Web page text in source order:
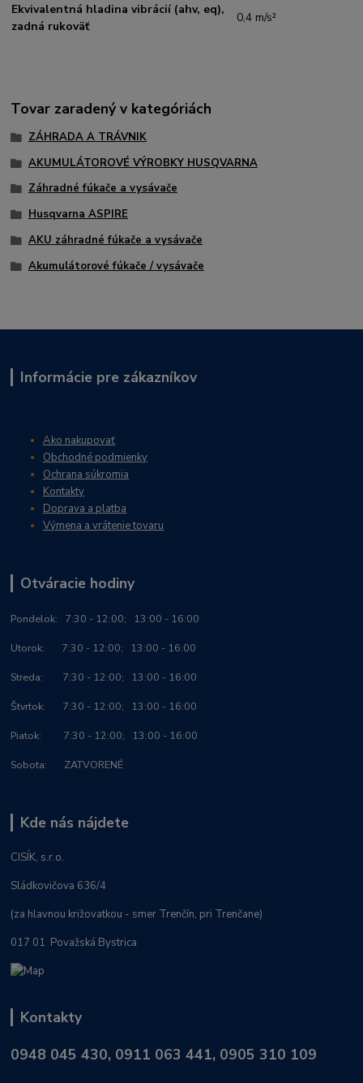
Ekvivalentná hladina vibrácií (ahv, eq),
zadná rukoväť
0,4 m/s²
Tovar zaradený v kategóriách
ZÁHRADA A TRÁVNIK
AKUMULÁTOROVÉ VÝROBKY HUSQVARNA
Záhradné fúkače a vysávače
Husqvarna ASPIRE
AKU záhradné fúkače a vysávače
Akumulátorové fúkače / vysávače
Informácie pre zákazníkov
Ako nakupovať
Obchodné podmienky
Ochrana súkromia
Kontakty
Doprava a platba
Výmena a vrátenie tovaru
Otváracie hodiny
Pondelok: 7:30 - 12:00; 13:00 - 16:00
Utorok: 7:30 - 12:00; 13:00 - 16:00
Streda: 7:30 - 12:00; 13:00 - 16:00
Štvrtok: 7:30 - 12:00; 13:00 - 16:00
Piatok: 7:30 - 12:00; 13:00 - 16:00
Sobota: ZATVORENÉ
Kde nás nájdete
CISÍK, s.r.o.
Sládkovičova 636/4
(za hlavnou križovatkou - smer Trenčín, pri Trenčane)
017 01 Považská Bystrica
Kontakty
0948 045 430, 0911 063 441, 0905 310 109